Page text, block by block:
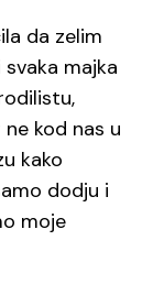
da zelim
majka
kod nas u
kako
dodju i
moje